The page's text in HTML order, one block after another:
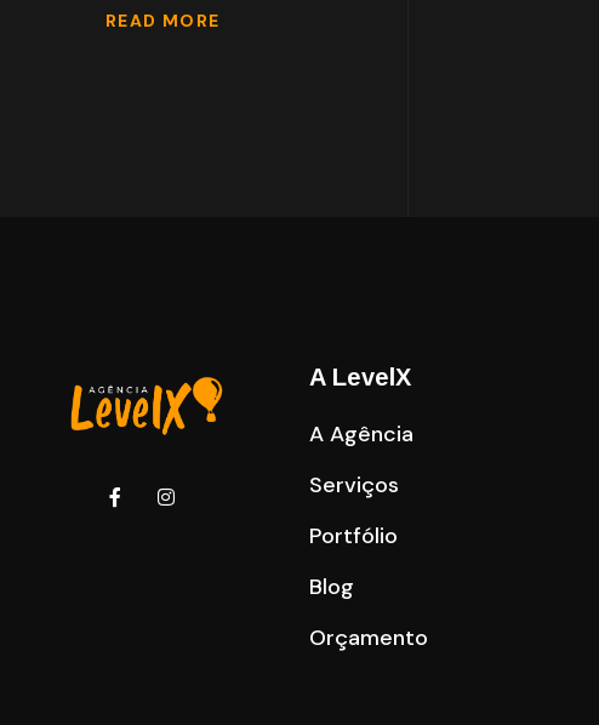
READ MORE
A LevelX
A Agência
Serviços
Portfólio
Blog
Orçamento